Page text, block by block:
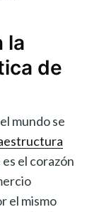
la
de
mundo se
el corazón
el mismo